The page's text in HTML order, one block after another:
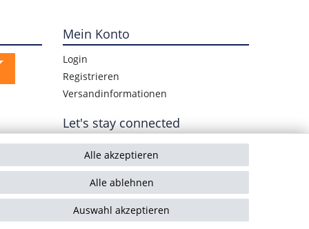
Mein Konto
Login
Registrieren
Versandinformationen
Let's stay connected
Alle akzeptieren
Alle ablehnen
Auswahl akzeptieren